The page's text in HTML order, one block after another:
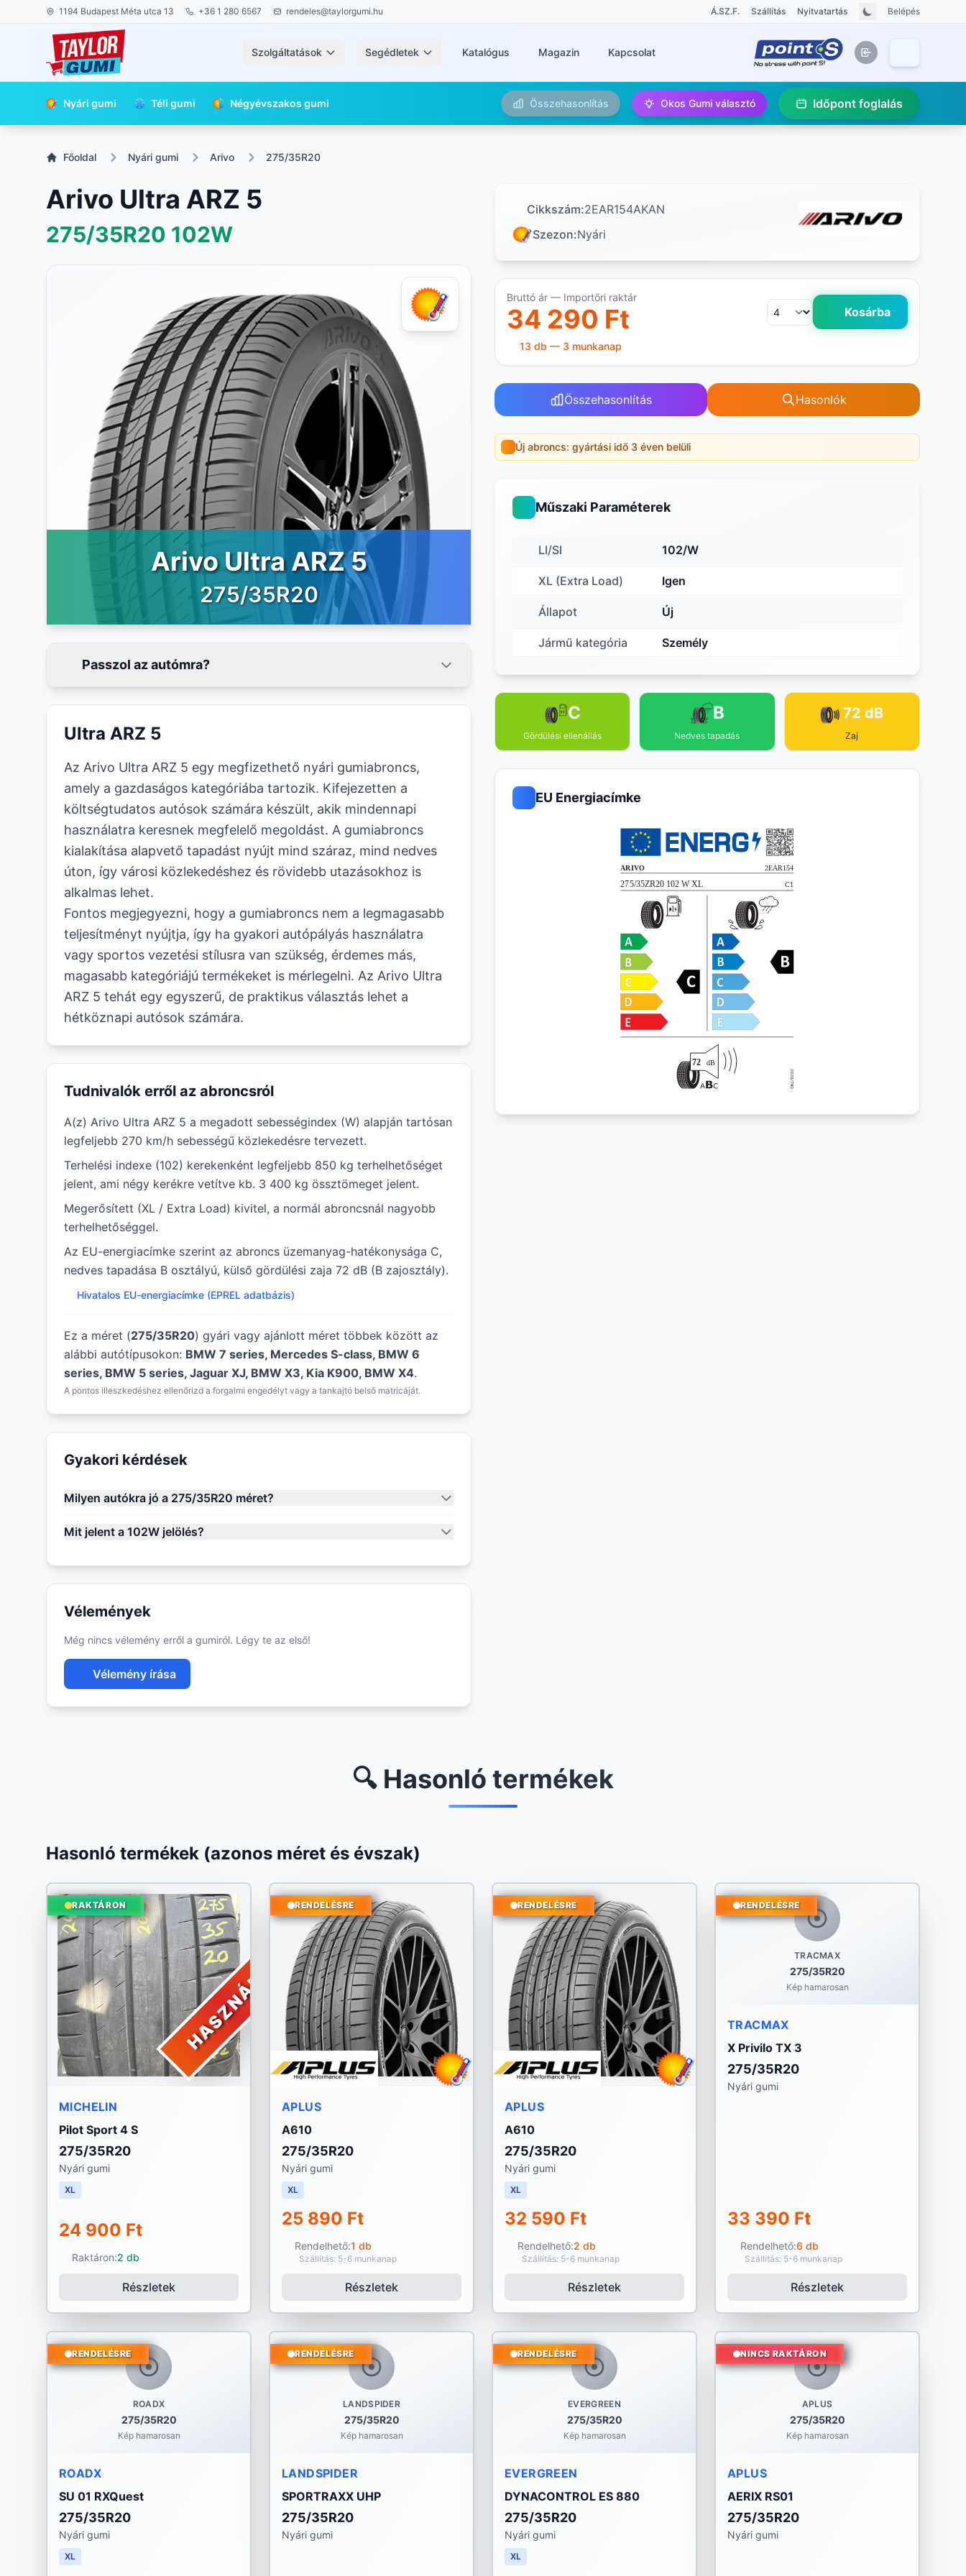
1194 Budapest Méta utca 13 +36 1 280 6567 rendeles@taylorgumi.hu Á.SZ.F. Szállítás Nyitvatartás Belépés
Szolgáltatások Segédletek Katalógus Magazin Kapcsolat
Nyári gumi Téli gumi Négyévszakos gumi Összehasonlítás Okos Gumi választó Időpont foglalás
Főoldal Nyári gumi Arivo 275/35R20
Arivo Ultra ARZ 5
275/35R20 102W
Arivo Ultra ARZ 5
275/35R20
Passzol az autómra?
Ultra ARZ 5
Az Arivo Ultra ARZ 5 egy megfizethető nyári gumiabroncs,
amely a gazdaságos kategóriába tartozik. Kifejezetten a
költségtudatos autósok számára készült, akik mindennapi
használatra keresnek megfelelő megoldást. A gumiabroncs
kialakítása alapvető tapadást nyújt mind száraz, mind nedves
úton, így városi közlekedéshez és rövidebb utazásokhoz is
alkalmas lehet.
Fontos megjegyezni, hogy a gumiabroncs nem a legmagasabb
teljesítményt nyújtja, így ha gyakori autópályás használatra
vagy sportos vezetési stílusra van szükség, érdemes más,
magasabb kategóriájú termékeket is mérlegelni. Az Arivo Ultra
ARZ 5 tehát egy egyszerű, de praktikus választás lehet a
hétköznapi autósok számára.
Tudnivalók erről az abroncsról
A(z) Arivo Ultra ARZ 5 a megadott sebességindex (W) alapján tartósan
legfeljebb 270 km/h sebességű közlekedésre tervezett.
Terhelési indexe (102) kerekenként legfeljebb 850 kg terhelhetőséget
jelent, ami négy kerékre vetítve kb. 3 400 kg össztömeget jelent.
Megerősített (XL / Extra Load) kivitel, a normál abroncsnál nagyobb
terhelhetőséggel.
Az EU-energiacímke szerint az abroncs üzemanyag-hatékonysága C,
nedves tapadása B osztályú, külső gördülési zaja 72 dB (B zajosztály).
Hivatalos EU-energiacímke (EPREL adatbázis)
Ez a méret (275/35R20) gyári vagy ajánlott méret többek között az
alábbi autótípusokon: BMW 7 series, Mercedes S-class, BMW 6
series, BMW 5 series, Jaguar XJ, BMW X3, Kia K900, BMW X4.
A pontos illeszkedéshez ellenőrizd a forgalmi engedélyt vagy a tankajtó belső matricáját.
Gyakori kérdések
Milyen autókra jó a 275/35R20 méret?
Mit jelent a 102W jelölés?
Vélemények
Még nincs vélemény erről a gumiról. Légy te az első!
Vélemény írása
Cikkszám:2EAR154AKAN
Szezon:Nyári
Bruttó ár — Importőri raktár
34 290 Ft Kosárba
13 db — 3 munkanap
Összehasonlítás Hasonlók
Új abroncs: gyártási idő 3 éven belüli
Műszaki Paraméterek
LI/SI 102/W
XL (Extra Load) Igen
Állapot Új
Jármű kategória Személy
C
Gördülési ellenállás
B
Nedves tapadás
72 dB
Zaj
EU Energiacímke
🔍 Hasonló termékek
Hasonló termékek (azonos méret és évszak)
HASZNÁLT
RAKTÁRON
MICHELIN
Pilot Sport 4 S
275/35R20
Nyári gumi
XL
24 900 Ft
Raktáron:2 db
Részletek
RENDELÉSRE
APLUS
A610
275/35R20
Nyári gumi
XL
25 890 Ft
Rendelhető:1 db
Szállítás: 5-6 munkanap
Részletek
RENDELÉSRE
APLUS
A610
275/35R20
Nyári gumi
XL
32 590 Ft
Rendelhető:2 db
Szállítás: 5-6 munkanap
Részletek
TRACMAX
275/35R20
Kép hamarosan
RENDELÉSRE
TRACMAX
X Privilo TX 3
275/35R20
Nyári gumi
33 390 Ft
Rendelhető:6 db
Szállítás: 5-6 munkanap
Részletek
ROADX
275/35R20
Kép hamarosan
RENDELÉSRE
ROADX
SU 01 RXQuest
275/35R20
Nyári gumi
XL
LANDSPIDER
275/35R20
Kép hamarosan
RENDELÉSRE
LANDSPIDER
SPORTRAXX UHP
275/35R20
Nyári gumi
EVERGREEN
275/35R20
Kép hamarosan
RENDELÉSRE
EVERGREEN
DYNACONTROL ES 880
275/35R20
Nyári gumi
XL
APLUS
275/35R20
Kép hamarosan
NINCS RAKTÁRON
APLUS
AERIX RS01
275/35R20
Nyári gumi